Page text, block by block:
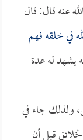
عنه قال: قال
في خلقه فهم
يشهد له عدة
ولذلك جاء في